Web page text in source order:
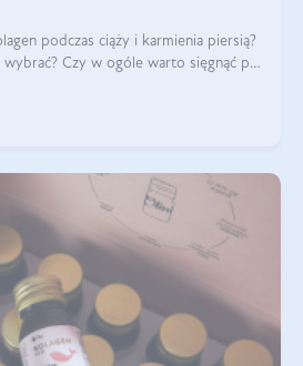
podczas ciąży i karmienia piersią?
Czy w ogóle warto sięgnąć po